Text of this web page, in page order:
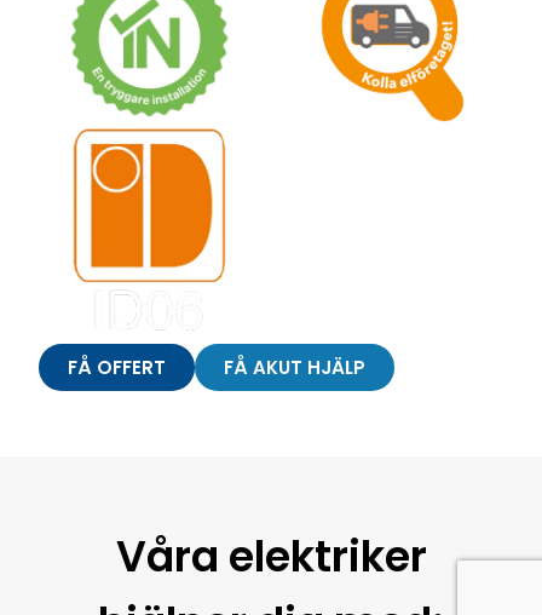
FÅ OFFERT FÅ AKUT HJÄLP
Våra elektriker